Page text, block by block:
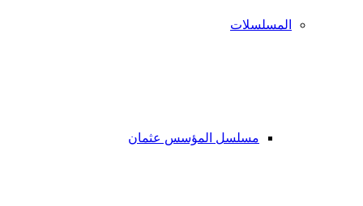
المسلسلات
مسلسل المؤسس عثمان